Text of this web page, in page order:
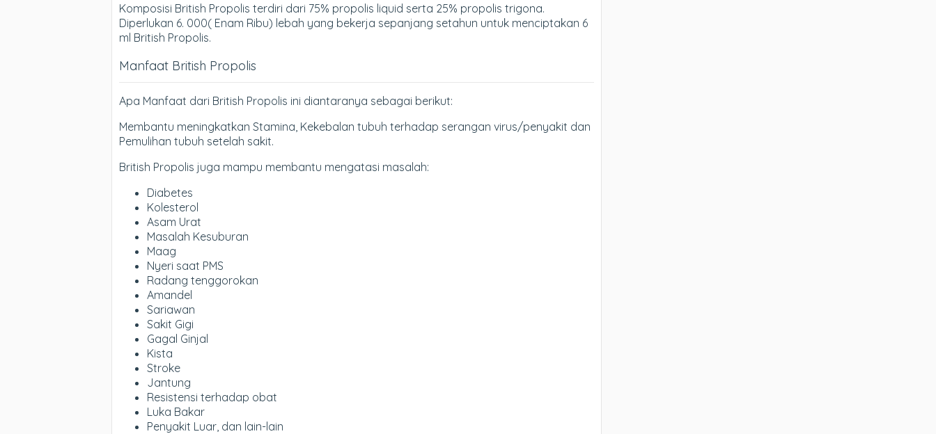
Komposisi British Propolis terdiri dari 75% propolis liquid serta 25% propolis trigona.
Diperlukan 6. 000( Enam Ribu) lebah yang bekerja sepanjang setahun untuk menciptakan 6
ml British Propolis.
Manfaat British Propolis
Apa Manfaat dari British Propolis ini diantaranya sebagai berikut:
Membantu meningkatkan Stamina, Kekebalan tubuh terhadap serangan virus/penyakit dan
Pemulihan tubuh setelah sakit.
British Propolis juga mampu membantu mengatasi masalah:
Diabetes
Kolesterol
Asam Urat
Masalah Kesuburan
Maag
Nyeri saat PMS
Radang tenggorokan
Amandel
Sariawan
Sakit Gigi
Gagal Ginjal
Kista
Stroke
Jantung
Resistensi terhadap obat
Luka Bakar
Penyakit Luar, dan lain-lain